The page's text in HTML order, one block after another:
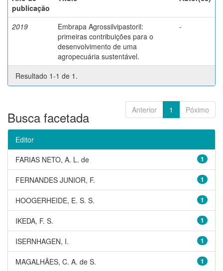
publicação
2019
Embrapa Agrossilvipastoril:
primeiras contribuições para o
desenvolvimento de uma
agropecuária sustentável.
-
Resultado 1-1 de 1.
Anterior 1 Póximo
Busca facetada
Editor
1
FARIAS NETO, A. L. de
1
FERNANDES JUNIOR, F.
1
HOOGERHEIDE, E. S. S.
1
IKEDA, F. S.
1
ISERNHAGEN, I.
1
MAGALHÃES, C. A. de S.